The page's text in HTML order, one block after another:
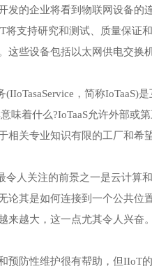
发的企业将看到物联网设备的
将支持研究和测试、质量保证
这些设备包括以太网供电交换
(IIoTasaService，简称IoTaaS)
味着什么?IoTaaS允许外部或
相关专业知识有限的工厂和希
令人关注的前景之一是云计算
论其是如何连接到一个公共位
来越大，这一点尤其令人兴奋。
预防性维护很有帮助，但IIoT